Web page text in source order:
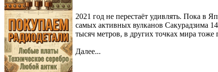
2021 год не перестаёт удивлять. Пока в
самых активных вулканов Сакурадзима
тысяч метров, в других точках мира тоже
Далее...